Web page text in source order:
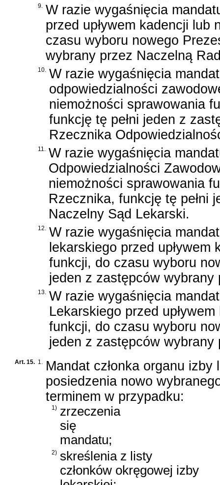
9. W razie wygaśnięcia
przed upływem kadencji
czasu wyboru nowego
wybrany przez Naczelną
10. W razie wygaśnięcia
odpowiedzialności
niemożności sprawowania
funkcję tę pełni jeden z
Rzecznika
11. W razie wygaśnięcia
Odpowiedzialności
niemożności sprawowania
Rzecznika, funkcję tę pełni
Naczelny Sąd Lekarski.
12. W razie wygaśnięcia
lekarskiego przed
funkcji, do czasu wyboru
jeden z zastępców
13. W razie wygaśnięcia
Lekarskiego przed
funkcji, do czasu wyboru
jeden z zastępców
Art. 15. 1. Mandat członka organu
posiedzenia nowo
terminem w przypadku:
1) zrzeczenia
się
mandatu;
2) skreślenia z listy
członków okręgowej izby